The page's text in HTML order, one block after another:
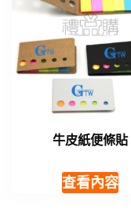
牛皮紙便條貼
查看內容